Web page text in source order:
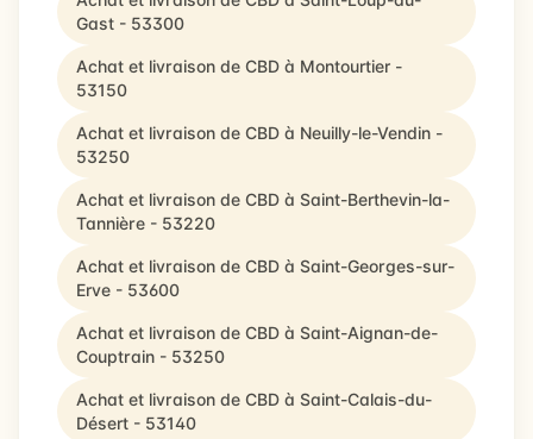
Gast - 53300
Achat et livraison de CBD à Montourtier -
53150
Achat et livraison de CBD à Neuilly-le-Vendin -
53250
Achat et livraison de CBD à Saint-Berthevin-la-
Tannière - 53220
Achat et livraison de CBD à Saint-Georges-sur-
Erve - 53600
Achat et livraison de CBD à Saint-Aignan-de-
Couptrain - 53250
Achat et livraison de CBD à Saint-Calais-du-
Désert - 53140